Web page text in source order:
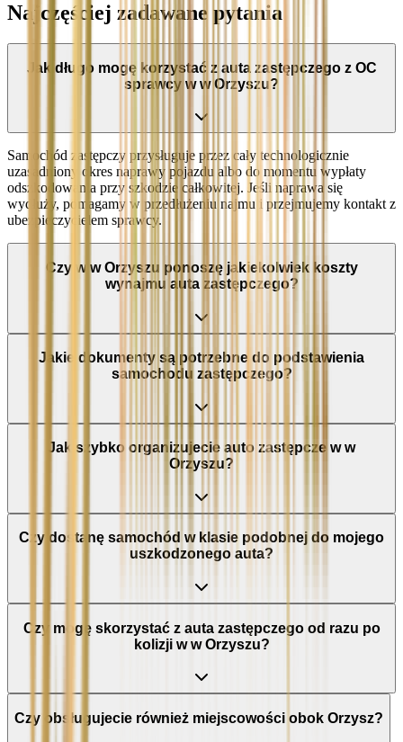
Najczęściej zadawane pytania
Jak długo mogę korzystać z auta zastępczego z OC
sprawcy w w Orzyszu?
Samochód zastępczy przysługuje przez cały technologicznie
uzasadniony okres naprawy pojazdu albo do momentu wypłaty
odszkodowania przy szkodzie całkowitej. Jeśli naprawa się
wydłuży, pomagamy w przedłużeniu najmu i przejmujemy kontakt z
ubezpieczycielem sprawcy.
Czy w w Orzyszu ponoszę jakiekolwiek koszty
wynajmu auta zastępczego?
Jakie dokumenty są potrzebne do podstawienia
samochodu zastępczego?
Jak szybko organizujecie auto zastępcze w w
Orzyszu?
Czy dostanę samochód w klasie podobnej do mojego
uszkodzonego auta?
Czy mogę skorzystać z auta zastępczego od razu po
kolizji w w Orzyszu?
Czy obsługujecie również miejscowości obok Orzysz?